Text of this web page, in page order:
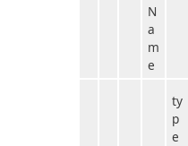
N
a
m
e
ty
p
e